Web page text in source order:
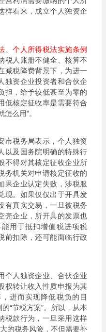
样看来，成立个人独资企
、个人所得税法实施条例
税人账册不健全、核算不
减税降费背景下，为进一
独资企业投资者和合伙企
担，给予较低甚至为零的
低核定征收率是需要符合
么用”。
税务局表示，个人独资
以及国务院明确的特殊行
不得对其核定征收企业所
务机关对申请核定征收的
果企业认定失败，涉税服
现。如果仅仅出于开具发
有真实交易，一旦被税务
壳企业，所开具的发票也
用于抵扣增值税进项税
前扣除，还可能面临行政
人独资企业、合伙企业
权转让收入性质申报为其
进而实现降低税负的目
“节税方案”。所以，从本
税款行为，一旦采用这样
的税务风险，不但需要补